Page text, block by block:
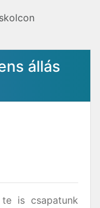
állás
is csapatunk